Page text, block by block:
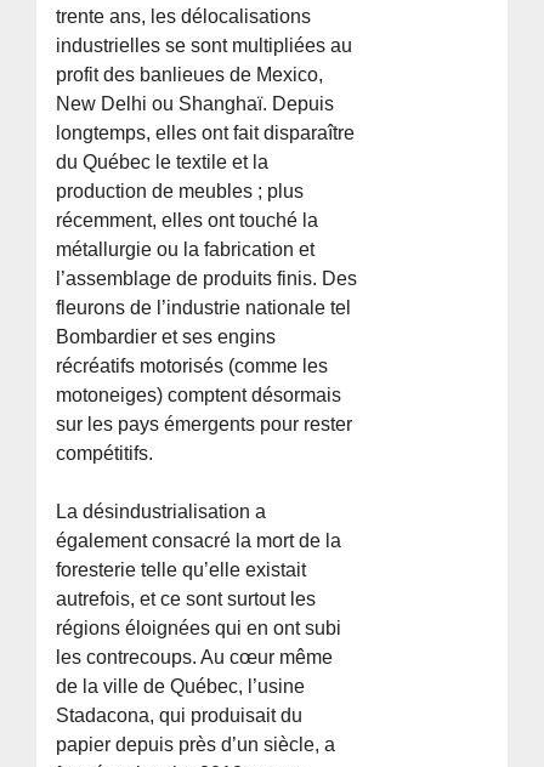
trente ans, les délocalisations
industrielles se sont multipliées au
profit des banlieues de Mexico,
New Delhi ou Shanghaï. Depuis
longtemps, elles ont fait disparaître
du Québec le textile et la
production de meubles ; plus
récemment, elles ont touché la
métallurgie ou la fabrication et
l’assemblage de produits finis. Des
fleurons de l’industrie nationale tel
Bombardier et ses engins
récréatifs motorisés (comme les
motoneiges) comptent désormais
sur les pays émergents pour rester
compétitifs.
La désindustrialisation a
également consacré la mort de la
foresterie telle qu’elle existait
autrefois, et ce sont surtout les
régions éloignées qui en ont subi
les contrecoups. Au cœur même
de la ville de Québec, l’usine
Stadacona, qui produisait du
papier depuis près d’un siècle, a